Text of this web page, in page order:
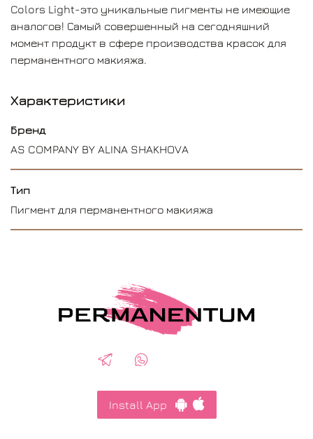
Colors Light-это уникальные пигменты не имеющие
аналогов! Самый совершенный на сегодняшний
момент продукт в сфере производства красок для
перманентного макияжа.
Характеристики
Бренд
AS COMPANY BY ALINA SHAKHOVA
Тип
Пигмент для перманентного макияжа
Install App